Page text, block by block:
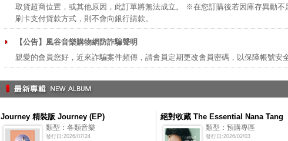
取貨超商位置，或其他原因，此訂單將無法成立。 ※在您訂購後若因庫存異動
刷卡支付貨款方式，則不會向銀行請款。
【公告】風谷音樂購物網防詐騙聲明
親愛的會員您好，近來詐騙案件頻傳，請會員定期更改會員密碼，以保障帳號安全
Journey 精裝版 Journey (EP)
類型：各類音樂
發行日:2026/07/24
絕對收藏 The Essential Nana Tang
類型：預購專區
發行日:2026/02/03